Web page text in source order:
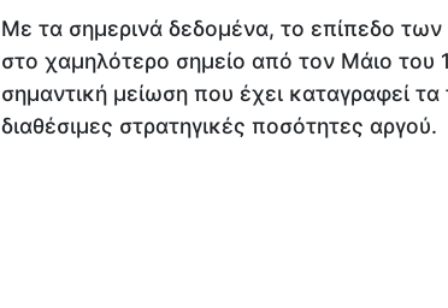
Με τα σημερινά δεδομένα, το επίπεδο
στο χαμηλότερο σημείο από τον Μάιο του
σημαντική μείωση που έχει καταγραφεί τα
διαθέσιμες στρατηγικές ποσότητες αργού.